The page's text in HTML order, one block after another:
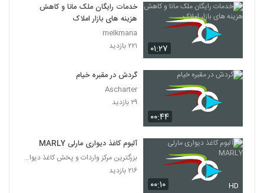
۰۱:۲۷
خدمات رایگان ملک مانا و کاهش
هزینه های بازار املاک
melkmana
۲۲۱ بازدید
۰۰:۴۴
گردش در مقبره خیام
Ascharter
۲۹ بازدید
۰۰:۱۰ HD
آلبوم کاغذ دیواری مارلی MARLY
بزرگترین مرکز واردات و پخش کاغذ دیواری
۲۱۶ بازدید